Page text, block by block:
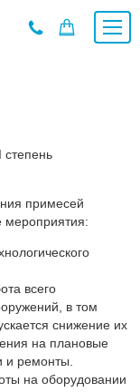
степень
примесей
всего
в том
снижение их
на плановые
и ремонты.
на оборудовании